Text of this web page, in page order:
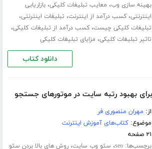
بهینه سازی وب، معایب تبلیغات کلیکی،بازاریابی
اینترنتی،کسب درآمد از اینترنت، تبلیغات اینترنتی،
تبلیغات کلیکی چیست،کسب درآمد از تبلیغات کلیکی،
تاثیر تبلیغات کلیکی، مزایای تبلیغات کلیکی
دانلود کتاب
از: مهران منصوری فر
موضوع:کتاب‌های آموزش اینترنت
۲۱ صفحه
برچسب‌ها:seo، سئو وب سایت،روش های بالا بردن سئو